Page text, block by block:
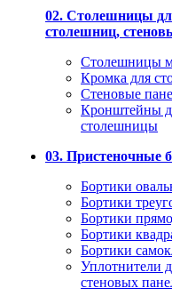
02. Столешницы
столешниц,
Столешницы
Кромка для
Стеновые
Кронштейны
столешницы
03. Пристеночные
Бортики
Бортики
Бортики
Бортики
Бортики
Уплотнители
стеновых